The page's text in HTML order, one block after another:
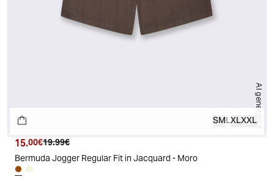
AI generated
SMLXLXXL
Prezzo attuale
15.00€ Prezzo originale
19.99€
Bermuda Jogger Regular Fit in Jacquard - Moro